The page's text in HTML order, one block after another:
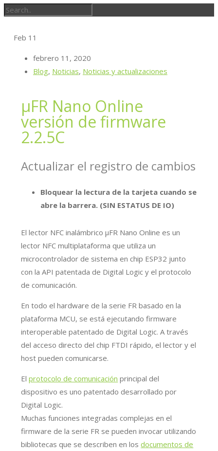
Feb 11
febrero 11, 2020
Blog, Noticias, Noticias y actualizaciones
μFR Nano Online
versión de firmware
2.2.5C
Actualizar el registro de cambios
Bloquear la lectura de la tarjeta cuando se
abre la barrera. (SIN ESTATUS DE IO)
El lector NFC inalámbrico μFR Nano Online es un
lector NFC multiplataforma que utiliza un
microcontrolador de sistema en chip ESP32 junto
con la API patentada de Digital Logic y el protocolo
de comunicación.
En todo el hardware de la serie FR basado en la
plataforma MCU, se está ejecutando firmware
interoperable patentado de Digital Logic. A través
del acceso directo del chip FTDI rápido, el lector y el
host pueden comunicarse.
Elprotocolo de comunicación principal del
dispositivo es uno patentado desarrollado por
Digital Logic.
Muchas funciones integradas complejas en el
firmware de la serie FR se pueden invocar utilizando
bibliotecas que se describen en losdocumentos de